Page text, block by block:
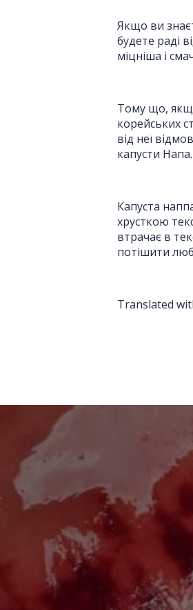
Якщо ви
будете раді
міцніша і
Тому що,
корейських
від неї
капусти Напа.
Капуста
хрусткою
втрачає в
потішити
Translated
Отримати
пропозицію
Ім'я повинно бути від 3 до 25
Email:
Номер телефону*: